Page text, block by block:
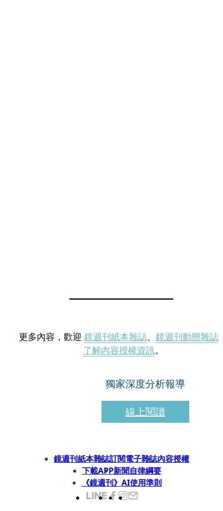
更多內容，歡迎 鏡週刊紙本雜誌、 鏡週刊動態雜誌
了解內容授權資訊。
獨家深度分析報導
線上閱讀
鏡週刊紙本雜誌訂閱電子雜誌內容授權
下載APP新聞自律綱要
《鏡週刊》AI使用準則